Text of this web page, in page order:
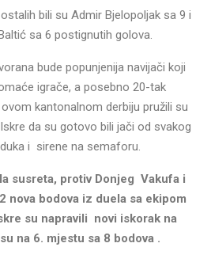
bili su Admir Bjelopoljak sa 9 i
sa 6 postignutih golova.
bude popunjenija navijači koji
igrače, a posebno 20-tak
kantonalnom derbiju pružili su
da su gotovo bili jači od svakog
i sirene na semaforu.
susreta, protiv Donjeg Vakufa i
nova bodova iz duela sa ekipom
su napravili novi iskorak na
na 6. mjestu sa 8 bodova .